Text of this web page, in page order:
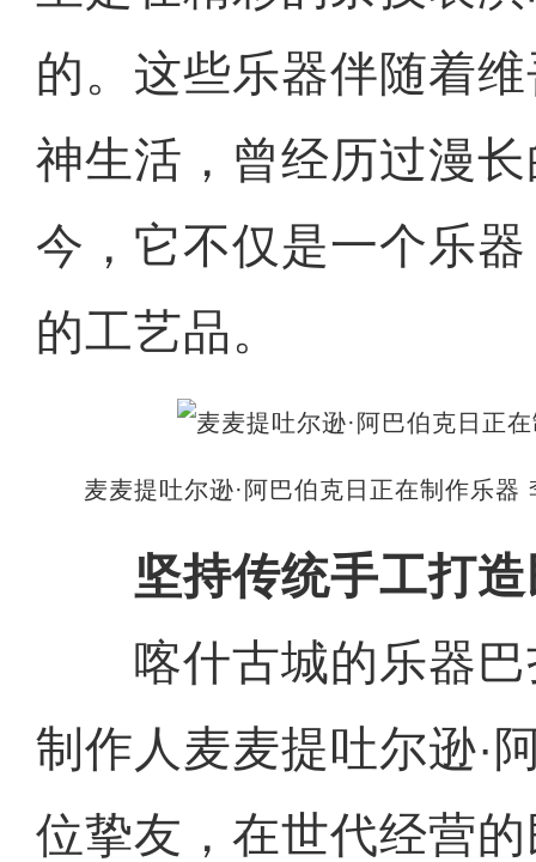
的。这些乐器伴随着
神生活，曾经历过漫
今，它不仅是一个乐
的工艺品。
麦麦提吐尔逊·阿巴伯克日正在制作乐器
坚持传统手工打
喀什古城的乐器巴
制作人麦麦提吐尔逊·
位挚友，在世代经营